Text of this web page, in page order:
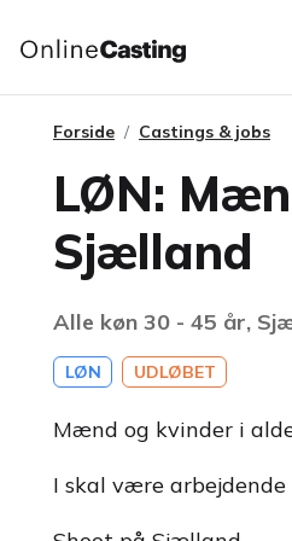
Forside Castings & jobs
LØN:
Sjælland
Alle køn 30 - 45 år,
LØN UDLØBET
Mænd og kvinder i
I skal være